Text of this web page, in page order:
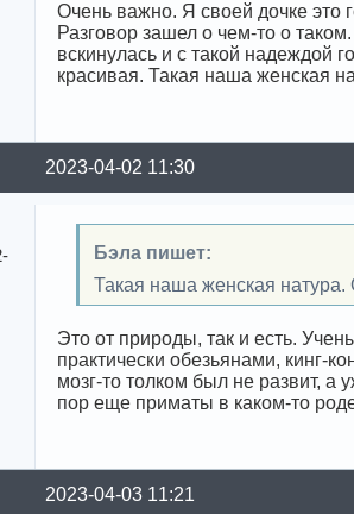
Очень важно. Я своей дочке это
Разговор зашел о чем-то о
вскинулась и с такой надеждой
красивая. Такая наша женская
2023-04-02 11:30
Бэла пишет:
Такая наша женская
Это от природы, так и есть.
практически обезьянами, кинг-
мозг-то толком был не развит, а
пор еще приматы в каком-то
2023-04-03 11:21